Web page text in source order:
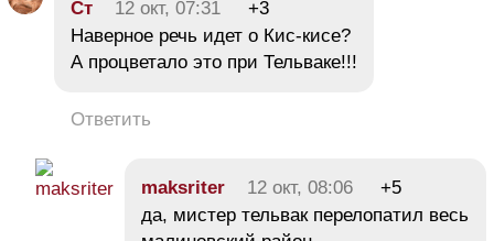
Ст 12 окт, 07:31
+3
Наверное речь идет о Кис-кисе?
А процветало это при Тельваке!!!
Ответить
maksriter 12 окт, 08:06
+5
да, мистер тельвак перелопатил весь